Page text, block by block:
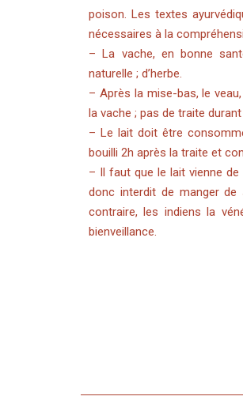
poison. Les textes
nécessaires à la
– La vache, en bonne
naturelle ; d’herbe.
– Après la mise-bas, le
la vache ; pas de traite
– Le lait doit être
bouilli 2h après la traite et
– Il faut que le lait vienne
donc interdit de manger de
contraire, les indiens la
bienveillance.